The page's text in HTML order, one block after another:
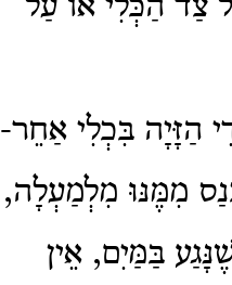
צַד הַכְּלִי אוֹ עַל
הַזָּיָה בִּכְלִי אַחֵר-
מִמֶּנּוּ מִלְמַעְלָה,
בַּמַּיִם, אֵין